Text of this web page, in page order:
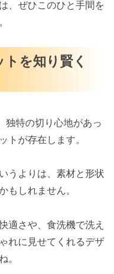
、ぜひこのひと手間を
を知り賢く
独特の切り心地があっ
トが存在します。
うよりは、素材と形状
もしれません。
適さや、食洗機で洗え
れに見せてくれるデザ
。